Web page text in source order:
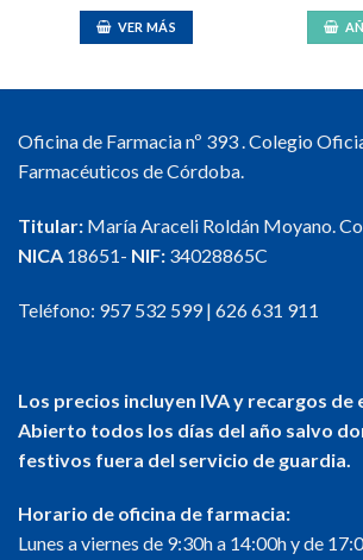
VER MÁS
Oficina de Farmacia nº 393 . Colegio
Farmacéuticos de Córdoba.
Titular: María Araceli Roldán Moyano.
NICA 18651- NIF: 34028865C
Teléfono: 957 532 599| 626 631 911
Los precios incluyen IVA y recargos de
Abierto todos los días del año salvo
festivos fuera del servicio de guardia.
Horario de oficina de farmacia:
Lunes a viernes de 9:30h a 14:00h y de